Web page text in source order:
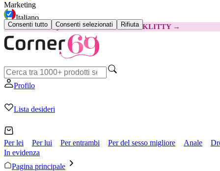
Marketing
Consenti tutto Consenti selezionati Rifiuta
Italiano
😽Svakom Klitty: 15 € IN MENO Codice: KLITTY →
Profilo
Lista desideri
Per lei Per lui Per entrambi Per del sesso migliore Anale
In evidenza
Pagina principale